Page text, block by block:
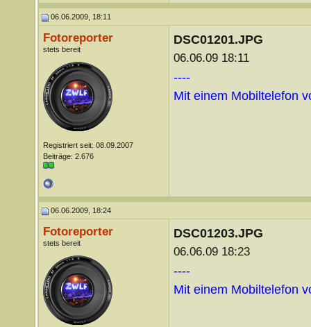
06.06.2009, 18:11
Fotoreporter
stets bereit
Registriert seit: 08.09.2007
Beiträge: 2.676
DSC01201.JPG
06.06.09 18:11
----
Mit einem Mobiltelefon
06.06.2009, 18:24
Fotoreporter
stets bereit
DSC01203.JPG
06.06.09 18:23
----
Mit einem Mobiltelefon